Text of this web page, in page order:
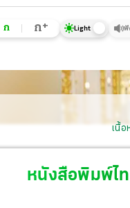
ก ก+ Light ฟั
เนื้อ
หนังสือพิมพ์ไ